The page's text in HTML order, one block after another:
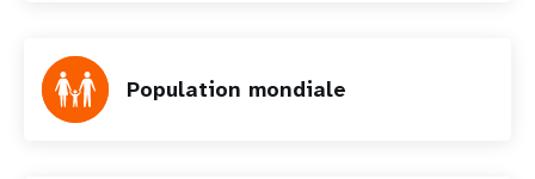
Population mondiale